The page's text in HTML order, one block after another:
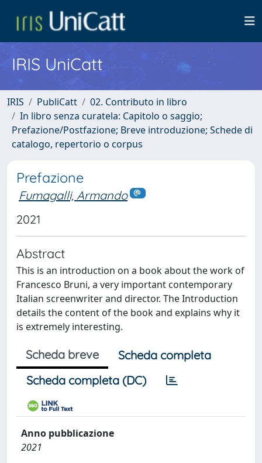
IRIS UniCatt
IRIS PubliCatt
02. Contributo in libro
In libro senza curatela: Capitolo o saggio;
Prefazione/Postfazione; Breve introduzione; Schede di
catalogo, repertorio o corpus
Prefazione
Fumagalli, Armando
2021
Abstract
This is an introduction on a book about the work of
Francesco Bruni, a very important contemporary
Italian screenwriter and director. The Introduction
details the content of the book and explains why it
is extremely interesting.
Scheda breve
Scheda completa
Scheda completa (DC)
Anno pubblicazione
2021